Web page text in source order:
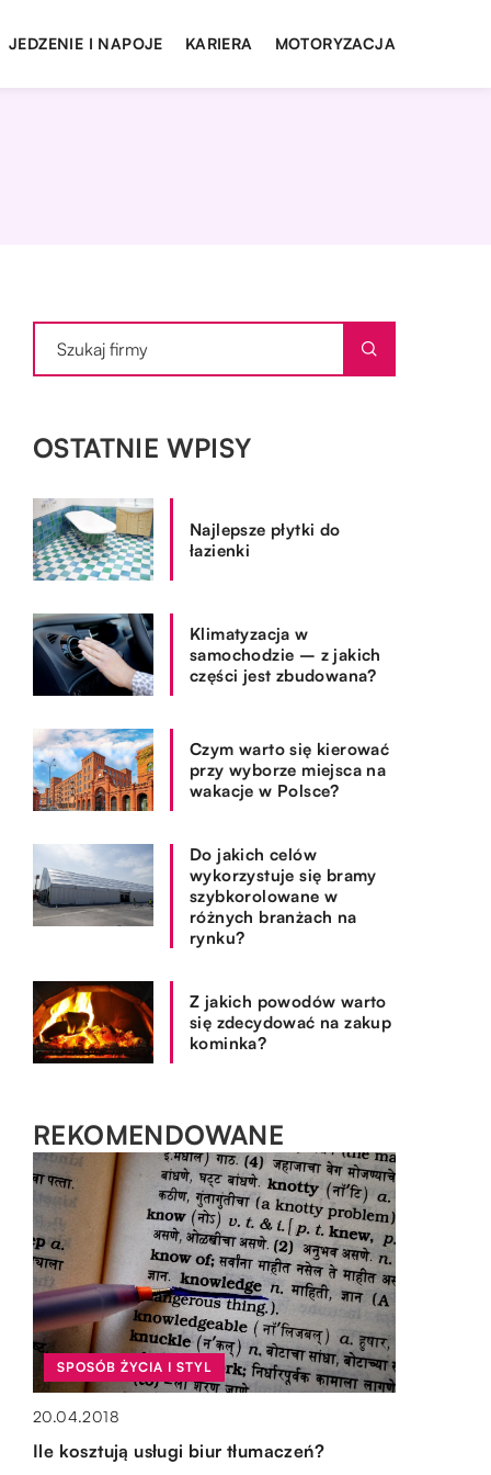
JEDZENIE I NAPOJE KARIERA MOTORYZACJA
OSTATNIE WPISY
Najlepsze płytki do
łazienki
Klimatyzacja w
samochodzie – z jakich
części jest zbudowana?
Czym warto się kierować
przy wyborze miejsca na
wakacje w Polsce?
Do jakich celów
wykorzystuje się bramy
szybkorolowane w
różnych branżach na
rynku?
Z jakich powodów warto
się zdecydować na zakup
kominka?
REKOMENDOWANE
15.10.2019
SPOSÓB ŻYCIA I STYL
20.04.2018
Ile kosztują usługi biur tłumaczeń?
OGRÓD I DOM
31.03.2019
Małe dodatki, które pasują do ogrodu
OGRÓD I DOM
29.11.2020
Jakimi zasadami się kierować przy